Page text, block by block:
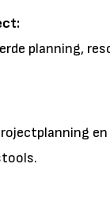
planning,
en